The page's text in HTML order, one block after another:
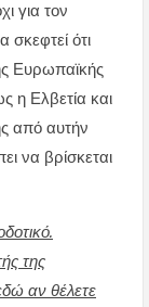
για τον
ότι
Ευρωπαϊκής
η Ελβετία και
από αυτήν
να βρίσκεται
της
αν θέλετε